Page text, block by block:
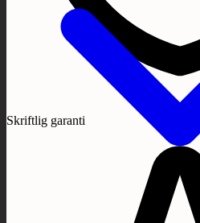
Skriftlig garanti